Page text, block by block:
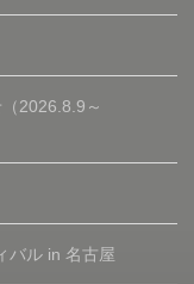
2026.8.9～
バル in 名古屋